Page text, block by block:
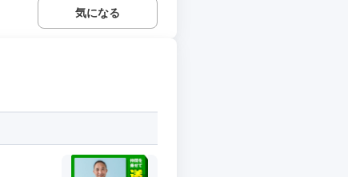
気になる